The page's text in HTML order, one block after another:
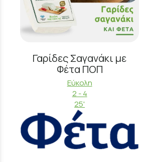
Γαρίδες Σαγανάκι με
Φέτα ΠΟΠ
Εύκολη
2 - 4
25'